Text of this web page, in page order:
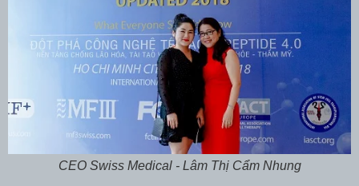
CEO Swiss Medical - Lâm Thị Cẩm Nhung